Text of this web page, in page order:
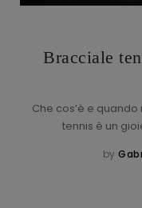
Bracciale
Che cos’è e
tennis è un
by